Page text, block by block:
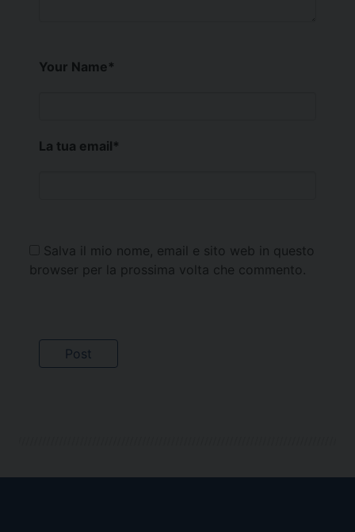
Your Name*
La tua email*
Salva il mio nome, email e sito web in questo
browser per la prossima volta che commento.